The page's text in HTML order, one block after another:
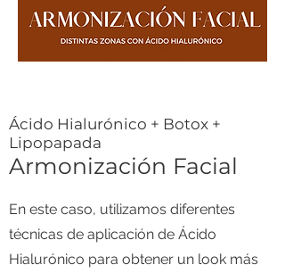
​Ácido Hialurónico + Botox +
Lipopapada
Armonización Facial
En este caso, utilizamos diferentes
técnicas de aplicación de Ácido
Hialurónico para obtener un look más